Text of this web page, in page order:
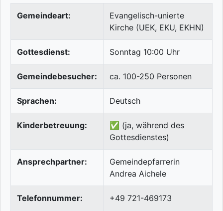
Gemeindeart:
Evangelisch-unierte
Kirche (UEK, EKU, EKHN)
Gottesdienst: Sonntag 10:00 Uhr
Gemeindebesucher: ca. 100-250 Personen
Sprachen: Deutsch
Kinderbetreuung:
✅ (ja, während des
Gottesdienstes)
Ansprechpartner:
Gemeindepfarrerin
Andrea Aichele
Telefonnummer: +49 721-469173